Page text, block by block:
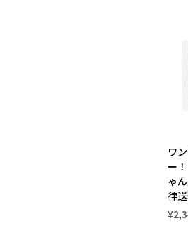
ワ
ー
ゃ
律